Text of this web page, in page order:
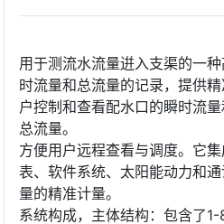
用于测流水流量逬入支渠的一
时流量和总流量的记录，提供
户控制和查看配水口的瞬时流
总流量。
方便用户远程查看与调度。它
表、软件系统、太阳能动力和
量的精准计量。
系统构成，主体结构：包含了